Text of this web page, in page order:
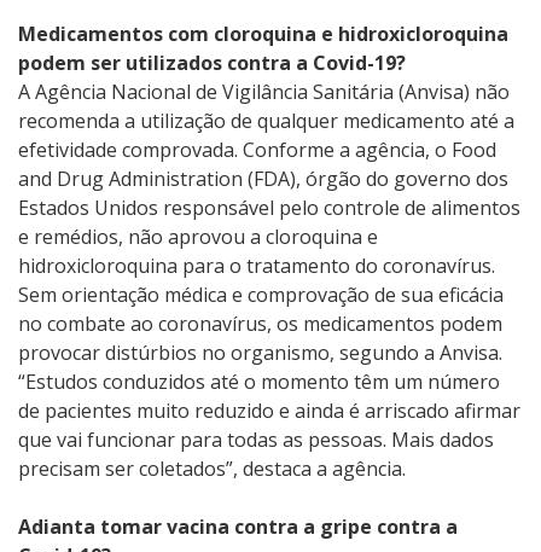
Medicamentos com cloroquina e hidroxicloroquina
podem ser utilizados contra a Covid-19?
A Agência Nacional de Vigilância Sanitária (Anvisa) não
recomenda a utilização de qualquer medicamento até a
efetividade comprovada. Conforme a agência, o Food
and Drug Administration (FDA), órgão do governo dos
Estados Unidos responsável pelo controle de alimentos
e remédios, não aprovou a cloroquina e
hidroxicloroquina para o tratamento do coronavírus.
Sem orientação médica e comprovação de sua eficácia
no combate ao coronavírus, os medicamentos podem
provocar distúrbios no organismo, segundo a Anvisa.
“Estudos conduzidos até o momento têm um número
de pacientes muito reduzido e ainda é arriscado afirmar
que vai funcionar para todas as pessoas. Mais dados
precisam ser coletados”, destaca a agência.
Adianta tomar vacina contra a gripe contra a